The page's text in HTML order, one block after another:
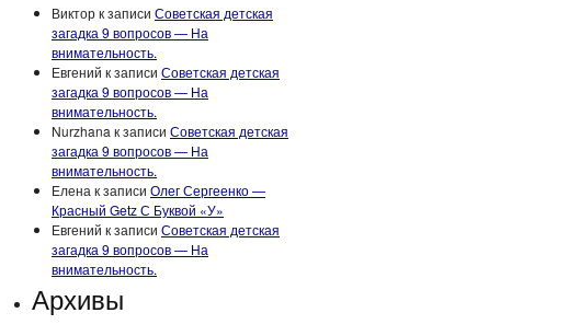
Викторк записи Советская детская
загадка 9 вопросов — На
внимательность.
Евгений к записи Советская детская
загадка 9 вопросов — На
внимательность.
Nurzhana к записи Советская детская
загадка 9 вопросов — На
внимательность.
Елена к записи Олег Сергеенко —
Красный Getz С Буквой «У»
Евгений к записи Советская детская
загадка 9 вопросов — На
внимательность.
Архивы